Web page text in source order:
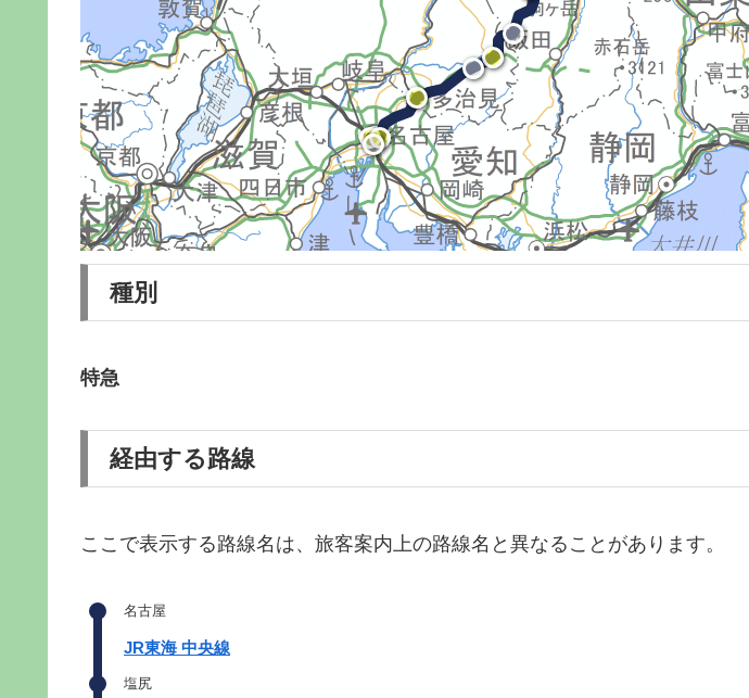
種別
特急
経由する路線
ここで表示する路線名は、旅客案内上の路線名と異なることがあります。
名古屋
JR東海 中央線
塩尻